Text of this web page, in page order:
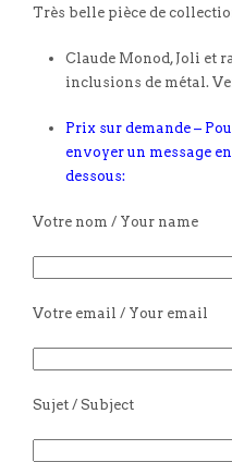
Très belle pièce de
Claude Monod, Joli et
inclusions de métal.
Prix sur demande –
envoyer un message
dessous:
Votre nom / Your name
Votre email / Your email
Sujet / Subject